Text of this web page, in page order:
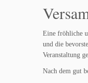
Eine fröhliche
und die
Veranstaltung
Nach dem gut